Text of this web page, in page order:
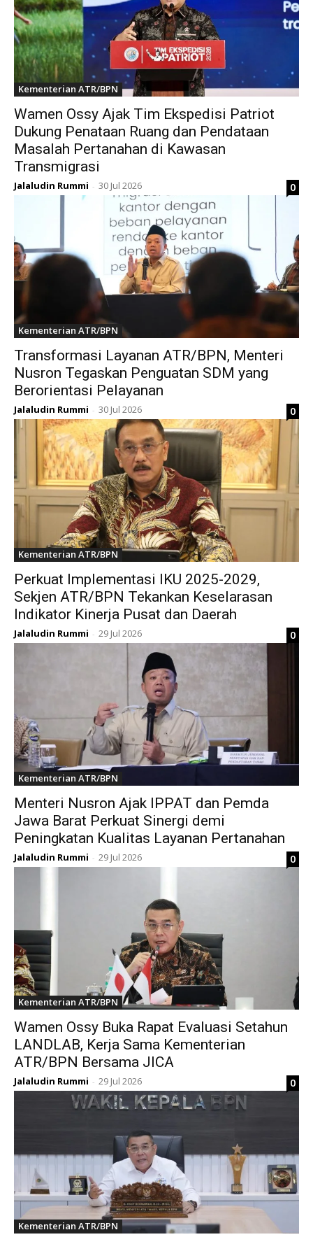
Kementerian ATR/BPN
Wamen Ossy Ajak Tim Ekspedisi Patriot
Dukung Penataan Ruang dan Pendataan
Masalah Pertanahan di Kawasan
Transmigrasi
Jalaludin Rummi - 30 Jul 2026 0
Kementerian ATR/BPN
Transformasi Layanan ATR/BPN, Menteri
Nusron Tegaskan Penguatan SDM yang
Berorientasi Pelayanan
Jalaludin Rummi - 30 Jul 2026 0
Kementerian ATR/BPN
Perkuat Implementasi IKU 2025-2029,
Sekjen ATR/BPN Tekankan Keselarasan
Indikator Kinerja Pusat dan Daerah
Jalaludin Rummi - 29 Jul 2026 0
Kementerian ATR/BPN
Menteri Nusron Ajak IPPAT dan Pemda
Jawa Barat Perkuat Sinergi demi
Peningkatan Kualitas Layanan Pertanahan
Jalaludin Rummi - 29 Jul 2026 0
Kementerian ATR/BPN
Wamen Ossy Buka Rapat Evaluasi Setahun
LANDLAB, Kerja Sama Kementerian
ATR/BPN Bersama JICA
Jalaludin Rummi - 29 Jul 2026 0
Kementerian ATR/BPN